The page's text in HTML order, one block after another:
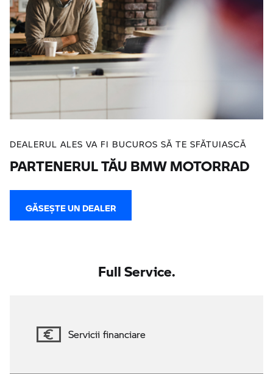
DEALERUL ALES VA FI BUCUROS SĂ TE SFĂTUIASCĂ
PARTENERUL TĂU BMW MOTORRAD
GĂSEŞTE UN DEALER
Full Service.
Servicii financiare